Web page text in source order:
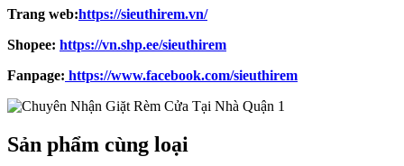
Trang web:https://sieuthirem.vn/
Shopee: https://vn.shp.ee/sieuthirem
Fanpage: https://www.facebook.com/sieuthirem
Sản phẩm cùng loại